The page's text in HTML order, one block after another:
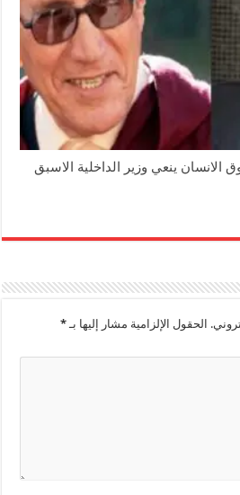
الانسان ينعي وزير الداخلية الاسبق
الحقول الإلزامية مشار إليها بـ*